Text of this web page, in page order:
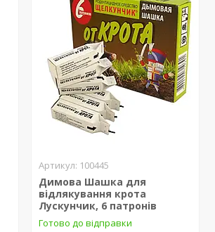
100445
Димова Шашка для
відлякування крота
Лускунчик, 6 патронів
Готово до відправки